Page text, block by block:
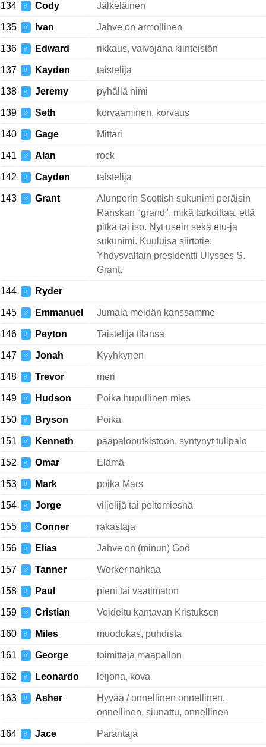
134 ♂ Cody Jälkeläinen
135 ♂ Ivan Jahve on armollinen
136 ♂ Edward rikkaus, valvojana kiinteistön
137 ♂ Kayden taistelija
138 ♂ Jeremy pyhällä nimi
139 ♂ Seth korvaaminen, korvaus
140 ♂ Gage Mittari
141 ♂ Alan rock
142 ♂ Cayden taistelija
143 ♂ Grant
Alunperin Scottish sukunimi peräisin
Ranskan "grand", mikä tarkoittaa, että
pitkä tai iso. Nyt usein sekä etu-ja
sukunimi. Kuuluisa siirtotie:
Yhdysvaltain presidentti Ulysses S.
Grant.
144 ♂ Ryder
145 ♂ Emmanuel Jumala meidän kanssamme
146 ♂ Peyton Taistelija tilansa
147 ♂ Jonah Kyyhkynen
148 ♂ Trevor meri
149 ♂ Hudson Poika hupullinen mies
150 ♂ Bryson Poika
151 ♂ Kenneth pääpaloputkistoon, syntynyt tulipalo
152 ♂ Omar Elämä
153 ♂ Mark poika Mars
154 ♂ Jorge viljelijä tai peltomiesnä
155 ♂ Conner rakastaja
156 ♂ Elias Jahve on (minun) God
157 ♂ Tanner Worker nahkaa
158 ♂ Paul pieni tai vaatimaton
159 ♂ Cristian Voideltu kantavan Kristuksen
160 ♂ Miles muodokas, puhdista
161 ♂ George toimittaja maapallon
162 ♂ Leonardo leijona, kova
163 ♂ Asher
Hyvää / onnellinen onnellinen,
onnellinen, siunattu, onnellinen
164 ♂ Jace Parantaja